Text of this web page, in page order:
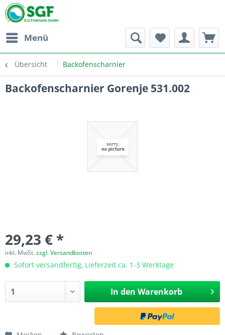
Menü
Übersicht Backofenscharnier
Backofenscharnier Gorenje 531.002
29,23 € *
inkl. MwSt.zzgl. Versandkosten
Sofort versandfertig, Lieferzeit ca. 1-3 Werktage
In den Warenkorb